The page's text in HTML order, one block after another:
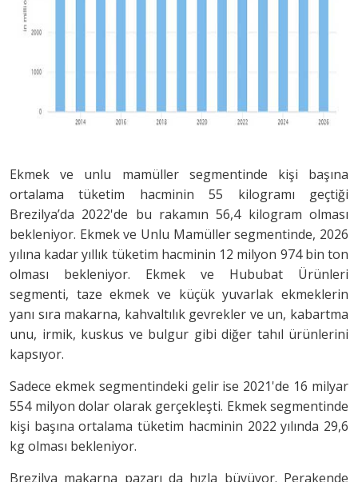
Ekmek ve unlu mamüller segmentinde kişi başına
ortalama tüketim hacminin 55 kilogramı geçtiği
Brezilya’da 2022'de bu rakamın 56,4 kilogram olması
bekleniyor. Ekmek ve Unlu Mamüller segmentinde, 2026
yılına kadar yıllık tüketim hacminin 12 milyon 974 bin ton
olması bekleniyor. Ekmek ve Hububat Ürünleri
segmenti, taze ekmek ve küçük yuvarlak ekmeklerin
yanı sıra makarna, kahvaltılık gevrekler ve un, kabartma
unu, irmik, kuskus ve bulgur gibi diğer tahıl ürünlerini
kapsıyor.
Sadece ekmek segmentindeki gelir ise 2021'de 16 milyar
554 milyon dolar olarak gerçekleşti. Ekmek segmentinde
kişi başına ortalama tüketim hacminin 2022 yılında 29,6
kg olması bekleniyor.
Brezilya makarna pazarı da hızla büyüyor. Perakende